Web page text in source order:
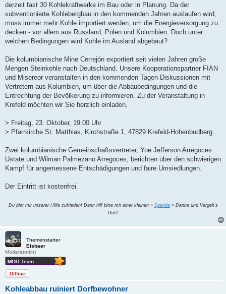
derzeit fast 30 Kohlekraftwerke im Bau oder in Planung. Da der
subventionierte Kohlebergbau in den kommenden Jahren auslaufen wird,
muss immer mehr Kohle importiert werden, um die Energieversorgung zu
decken - vor allem aus Russland, Polen und Kolumbien. Doch unter
welchen Bedingungen wird Kohle im Ausland abgebaut?
Die kolumbianische Mine Cerrejón exportiert seit vielen Jahren große
Mengen Steinkohle nach Deutschland. Unsere Kooperationspartner FIAN
und Misereor veranstalten in den kommenden Tagen Diskussionen mit
Vertretern aus Kolumbien, um über die Abbaubedingungen und die
Entrechtung der Bevölkerung zu informieren. Zu der Veranstaltung in
Krefeld möchten wir Sie herzlich einladen.
> Freitag, 23. Oktober, 19.00 Uhr
> Pfarrkirche St. Matthias, Kirchstraße 1, 47829 Krefeld-Hohenbudberg
Zwei kolumbianische Gemeinschaftsvertreter, Yoe Jefferson Arregoces
Ustate und Wilman Palmezano Arregoces, berichten über den schwierigen
Kampf für angemessene Entschädigungen und faire Umsiedlungen.
Der Eintritt ist kostenfrei.
Du bist mit unserer Hilfe zufrieden! Dann hilf bitte mit einer kleinen » Spende« Danke und Vergelt's
Gott!
Themenstarter
Eisbaer
Moderator(in)
Offline
Kohleabbau ruiniert Dorfbewohner